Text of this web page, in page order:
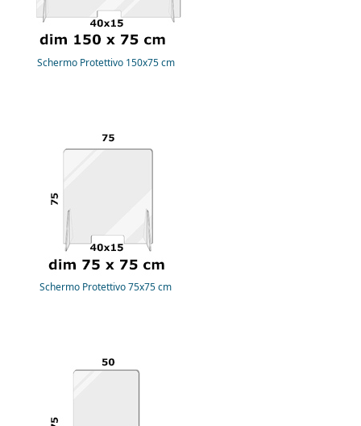
Schermo Protettivo 150x75 cm
Schermo Protettivo 75x75 cm